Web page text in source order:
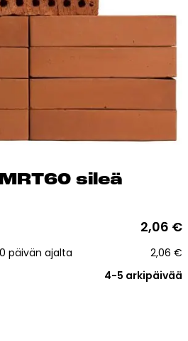
ohjeet
si­leä
2,06 €
päivän ajalta 2,06 €
4-5 arkipäivää